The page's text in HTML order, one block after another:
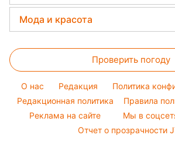
Новости Днепра
Новости Тернополя
Филипп Киркоров
Елена Зеленская
Ани Лорак
Алла Пугачева
Максим Галкин
Настя Каменских
Стирка
Денежная помощь
Тарифы
Курс валют
Прогноз погоды
Магнитные бури
Погода на сегодня
Погода на завтра
Пылевая буря
Мода и красота
Окрашивание волос
Красивый маникюр
Модные ошибки
Новости моды
Советы от Андре Тана
Проверить погоду
O нас Редакция
Политика
Редакционная политика
Правила
Реклама на сайте
Мы в
Отчет о прозрачности